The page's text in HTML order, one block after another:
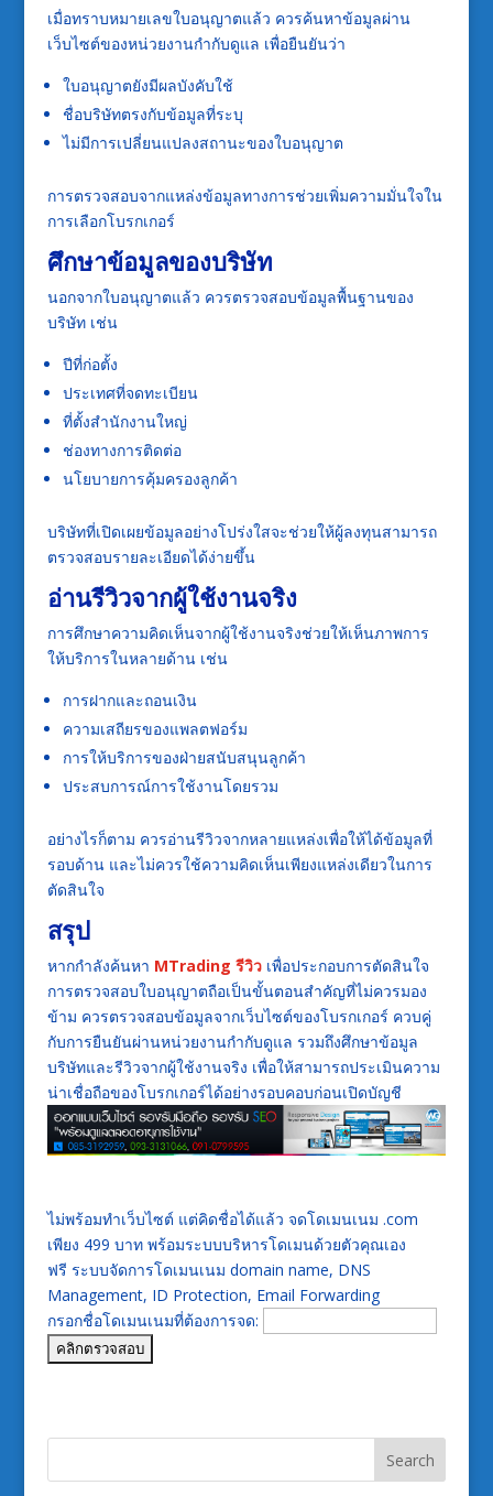
เมื่อทราบหมายเลขใบอนุญาตแล้ว ควรค้นหาข้อมูลผ่าน
เว็บไซต์ของหน่วยงานกำกับดูแล เพื่อยืนยันว่า
ใบอนุญาตยังมีผลบังคับใช้
ชื่อบริษัทตรงกับข้อมูลที่ระบุ
ไม่มีการเปลี่ยนแปลงสถานะของใบอนุญาต
การตรวจสอบจากแหล่งข้อมูลทางการช่วยเพิ่มความมั่นใจใน
การเลือกโบรกเกอร์
ศึกษาข้อมูลของบริษัท
นอกจากใบอนุญาตแล้ว ควรตรวจสอบข้อมูลพื้นฐานของ
บริษัท เช่น
ปีที่ก่อตั้ง
ประเทศที่จดทะเบียน
ที่ตั้งสำนักงานใหญ่
ช่องทางการติดต่อ
นโยบายการคุ้มครองลูกค้า
บริษัทที่เปิดเผยข้อมูลอย่างโปร่งใสจะช่วยให้ผู้ลงทุนสามารถ
ตรวจสอบรายละเอียดได้ง่ายขึ้น
อ่านรีวิวจากผู้ใช้งานจริง
การศึกษาความคิดเห็นจากผู้ใช้งานจริงช่วยให้เห็นภาพการ
ให้บริการในหลายด้าน เช่น
การฝากและถอนเงิน
ความเสถียรของแพลตฟอร์ม
การให้บริการของฝ่ายสนับสนุนลูกค้า
ประสบการณ์การใช้งานโดยรวม
อย่างไรก็ตาม ควรอ่านรีวิวจากหลายแหล่งเพื่อให้ได้ข้อมูลที่
รอบด้าน และไม่ควรใช้ความคิดเห็นเพียงแหล่งเดียวในการ
ตัดสินใจ
สรุป
หากกำลังค้นหา MTrading รีวิว เพื่อประกอบการตัดสินใจ
การตรวจสอบใบอนุญาตถือเป็นขั้นตอนสำคัญที่ไม่ควรมอง
ข้าม ควรตรวจสอบข้อมูลจากเว็บไซต์ของโบรกเกอร์ ควบคู่
กับการยืนยันผ่านหน่วยงานกำกับดูแล รวมถึงศึกษาข้อมูล
บริษัทและรีวิวจากผู้ใช้งานจริง เพื่อให้สามารถประเมินความ
น่าเชื่อถือของโบรกเกอร์ได้อย่างรอบคอบก่อนเปิดบัญชี
ไม่พร้อมทำเว็บไซต์ แต่คิดชื่อได้แล้ว จดโดเมนเนม .com
เพียง 499 บาท พร้อมระบบบริหารโดเมนด้วยตัวคุณเอง
ฟรี ระบบจัดการโดเมนเนม domain name, DNS
Management, ID Protection, Email Forwarding
กรอกชื่อโดเมนเนมที่ต้องการจด: